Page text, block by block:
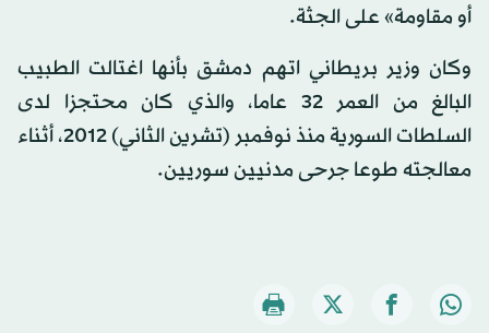
أو مقاومة» على الجثة.
وكان وزير بريطاني اتهم دمشق بأنها اغتالت الطبيب
البالغ من العمر 32 عاما، والذي كان محتجزا لدى
السلطات السورية منذ نوفمبر (تشرين الثاني) 2012، أثناء
معالجته طوعا جرحى مدنيين سوريين.